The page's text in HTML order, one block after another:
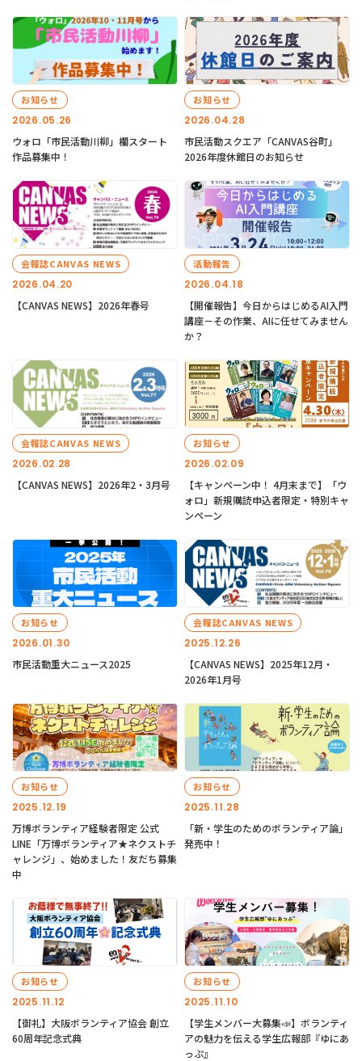
2026.05.26
お知らせ
ウォロ「市民活動川柳」欄スタート
作品募集中！
2026.04.28
お知らせ
市民活動スクエア「CANVAS谷町」
2026年度休館日のお知らせ
2026.04.20
会報誌CANVAS NEWS
【CANVAS NEWS】2026年春号
2026.04.18
活動報告
【開催報告】今日からはじめるAI入門
講座－その作業、AIに任せてみません
か？
2026.02.28
会報誌CANVAS NEWS
【CANVAS NEWS】2026年2・3月号
2026.02.09
お知らせ
【キャンペーン中！ 4月末まで】「ウ
ォロ」新規購読申込者限定・特別キャ
ンペーン
2026.01.30
お知らせ
市民活動重大ニュース2025
2025.12.26
会報誌CANVAS NEWS
【CANVAS NEWS】2025年12月・
2026年1月号
2025.12.19
お知らせ
万博ボランティア経験者限定 公式
LINE「万博ボランティア★ネクストチ
ャレンジ」、始めました！友だち募集
中
2025.11.28
お知らせ
「新・学生のためのボランティア論」
発売中！
2025.11.12
お知らせ
【御礼】大阪ボランティア協会 創立
60周年記念式典
2025.11.10
お知らせ
【学生メンバー大募集📣】ボランティ
アの魅力を伝える学生広報部『ゆにあ
っぷ』